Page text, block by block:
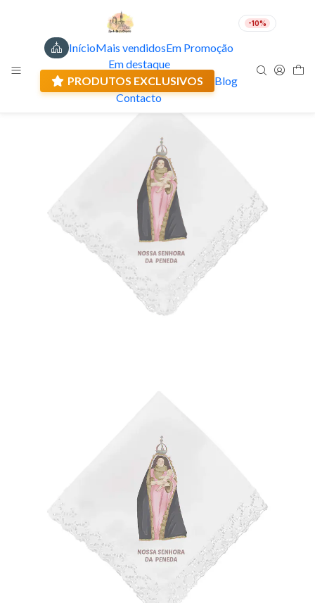
-10%
InícioMais vendidosEm Promoção
Em destaque
PRODUTOS EXCLUSIVOS
Blog
Contacto
EUR
🇵🇹 FABRICADO EM PORTUGAL